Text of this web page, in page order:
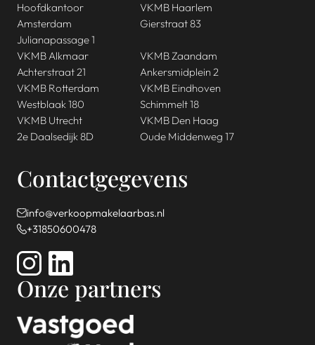
Hoofdkantoor
Amsterdam
Julianapassage 1
VKMB Haarlem
Gierstraat 83
VKMB Alkmaar
Achterstraat 21
VKMB Zaandam
Ankersmidplein 2
VKMB Rotterdam
Westblaak 180
VKMB Eindhoven
Schimmelt 18
VKMB Utrecht
2e Daalsedijk 8D
VKMB Den Haag
Oude Middenweg 17
Contactgegevens
info@verkoopmakelaarbas.nl
+31850600478
Onze partners